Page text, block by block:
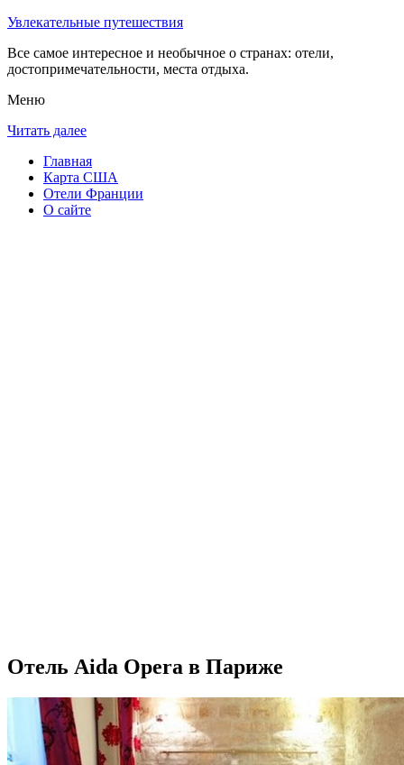
Увлекательные путешествия
Все самое интересное и необычное о странах: отели,
достопримечательности, места отдыха.
Меню
Читать далее
Главная
Карта США
Отели Франции
О сайте
Отель Aida Opera в Париже